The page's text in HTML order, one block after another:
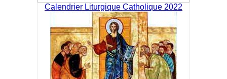
Calendrier Liturgique Catholique 2022